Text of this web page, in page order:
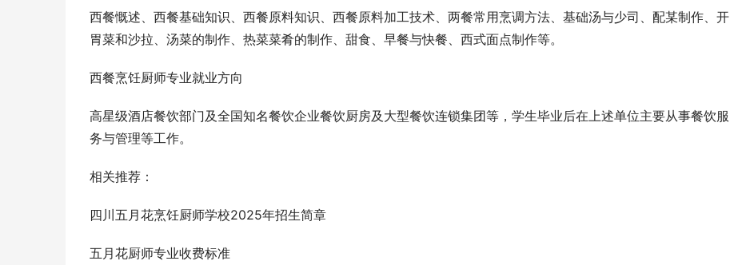
西餐慨述、西餐基础知识、西餐原料知识、西餐原料加工技术、两餐常用烹调方法、基础汤与少司、配某制作、开
胃菜和沙拉、汤菜的制作、热菜菜肴的制作、甜食、早餐与快餐、西式面点制作等。
西餐烹饪厨师专业就业方向
高星级酒店餐饮部门及全国知名餐饮企业餐饮厨房及大型餐饮连锁集团等，学生毕业后在上述单位主要从事餐饮服
务与管理等工作。
相关推荐：
四川五月花烹饪厨师学校2025年招生简章‍
五月花厨师专业收费标准